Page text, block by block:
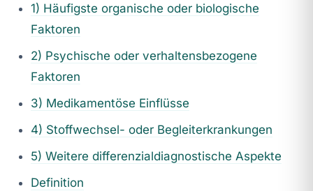
1) Häufigste organische oder biologische
Faktoren
2) Psychische oder verhaltensbezogene
Faktoren
3) Medikamentöse Einflüsse
4) Stoffwechsel- oder Begleiterkrankungen
5) Weitere differenzialdiagnostische Aspekte
Definition